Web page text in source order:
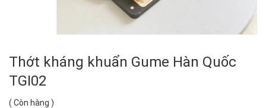
Thớt kháng khuẩn Gume Hàn Quốc
TGI02
( Còn hàng )